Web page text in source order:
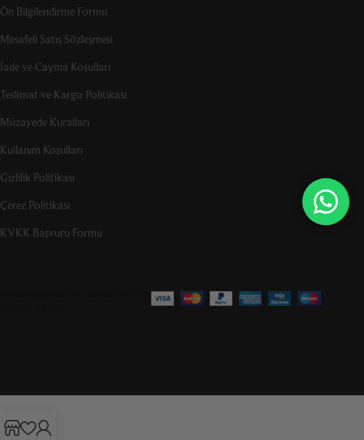
Ön Bilgilendirme Formu
Mesafeli Satış Sözleşmesi
İade ve Cayma Koşulları
Teslimat ve Kargo Politikası
Müzayede Kuralları
Kullanım Koşulları
Gizlilik Politikası
Çerez Politikası
KVKK Başvuru Formu